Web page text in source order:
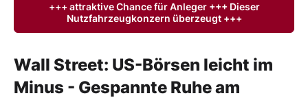
Finanz-Check
+++ attraktive Chance für Anleger +++ Dieser
Nutzfahrzeugkonzern überzeugt +++
Wall Street: US-Börsen leicht im
Minus - Gespannte Ruhe am